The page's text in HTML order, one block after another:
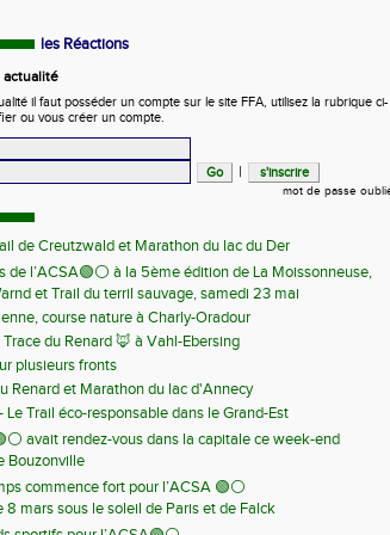
les Réactions
actualité
il faut posséder un compte sur le site FFA, utilisez la rubrique ci-
ou vous créer un compte.
|
mot de passe
de Creutzwald et Marathon du lac du Der
de l’ACSA🟢⚪️ à la 5ème édition de La Moissonneuse,
juin et Trail du terril sauvage, samedi 23 mai
course nature à Charly-Oradour
du Renard 🦊 à Vahl-Ebersing
plusieurs fronts
Renard et Marathon du lac d'Annecy
Le Trail éco-responsable dans le Grand-Est
avait rendez-vous dans la capitale ce week-end
Bouzonville
commence fort pour l’ACSA 🟢⚪️
8 mars sous le soleil de Paris et de Falck